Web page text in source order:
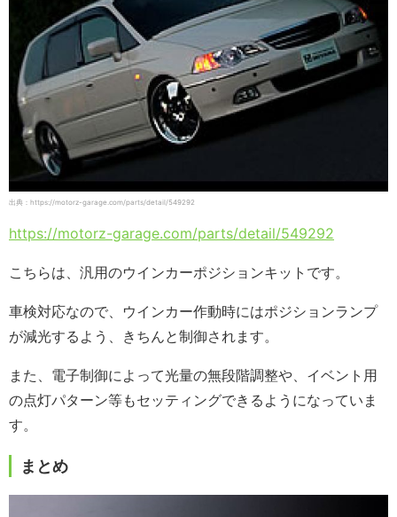
出典：https://motorz-garage.com/parts/detail/549292
https://motorz-garage.com/parts/detail/549292
こちらは、汎用のウインカーポジションキットです。
車検対応なので、ウインカー作動時にはポジションランプ
が減光するよう、きちんと制御されます。
また、電子制御によって光量の無段階調整や、イベント用
の点灯パターン等もセッティングできるようになっていま
す。
まとめ